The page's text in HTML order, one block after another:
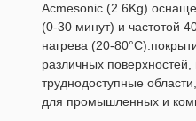
Acmesonic (2.6Kg)
(0-30 минут) и частотой
нагрева (20-
различных
труднодоступные
для промышленных и